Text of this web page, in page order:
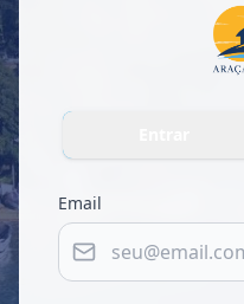
Email